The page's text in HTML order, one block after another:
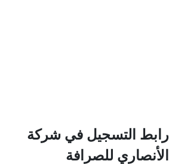
رابط التسجيل في شركة
الأنصاري للصرافة